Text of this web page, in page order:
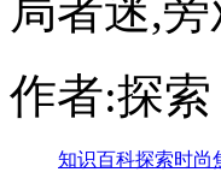
局者迷,
作者:探索
知识百科探索时尚